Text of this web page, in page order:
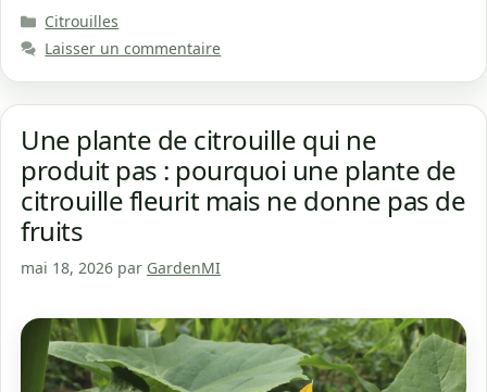
Catégories
Citrouilles
Laisser un commentaire
Une plante de citrouille qui ne
produit pas : pourquoi une plante de
citrouille fleurit mais ne donne pas de
fruits
mai 18, 2026 par GardenMI